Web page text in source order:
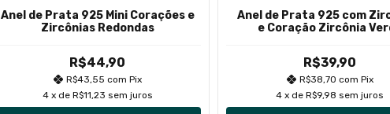
Anel de Prata 925 Mini Corações e
Zircônias Redondas
R$44,90
R$43,55 com Pix
4 x de R$11,23 sem juros
Anel de Prata 925 com
e Coração Zircônia
R$39,90
R$38,70 com Pix
4 x de R$9,98 sem juros